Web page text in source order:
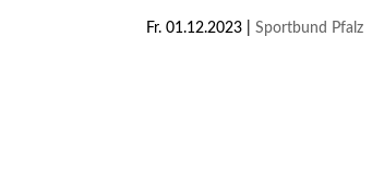
Fr. 01.12.2023 |Sportbund Pfalz